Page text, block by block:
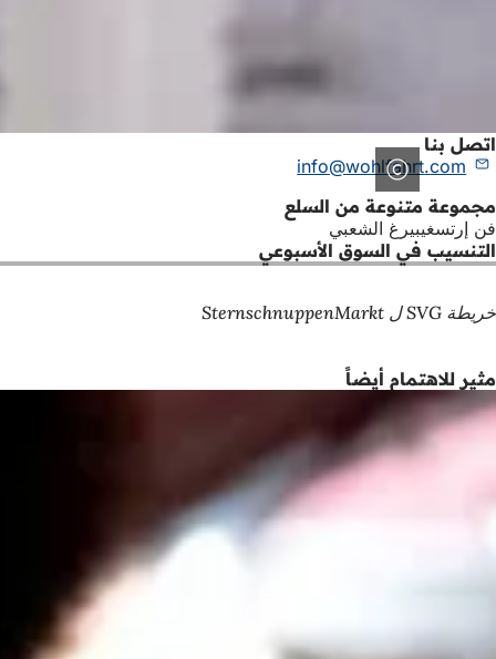
اتصل بنا
info
wohlfahrt com
مجموعة متنوعة من السلع
فن إرتسغيبيرغ الشعبي
التنسيب في السوق الأسبوعي
خريطة SVG ل SternschnuppenMarkt
مثير للاهتمام أيضاً